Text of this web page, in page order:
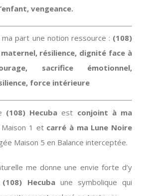
vengeance.
part une notion ressource : (108)
résilience, dignité face à
sacrifice émotionnel,
force intérieure
(108) Hecuba est conjoint à ma
Maison 1 et carré à ma Lune Noire
Maison 5 en Balance interceptée.
me donne une envie forte d’y
(108) Hecubaune symbolique qui